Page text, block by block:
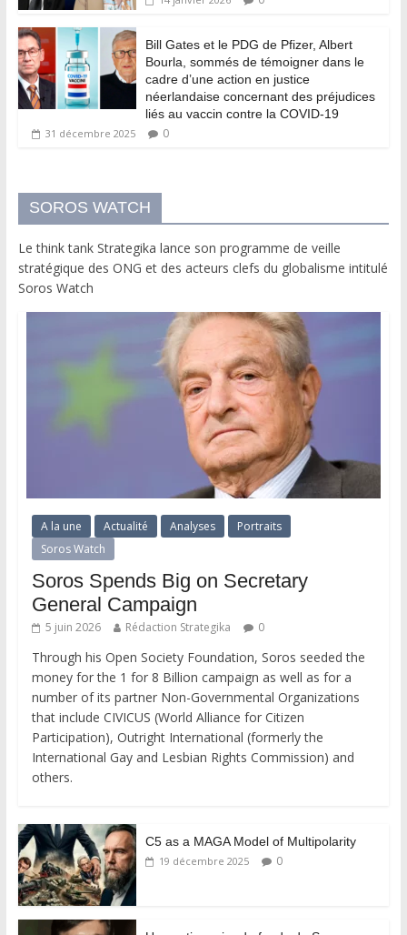
Bill Gates et le PDG de Pfizer, Albert
Bourla, sommés de témoigner dans le
cadre d’une action en justice
néerlandaise concernant des préjudices
liés au vaccin contre la COVID-19
31 décembre 2025 0
SOROS WATCH
Le think tank Strategika lance son programme de veille
stratégique des ONG et des acteurs clefs du globalisme intitulé
Soros Watch
A la une Actualité Analyses
Portraits
Soros Watch
Soros Spends Big on Secretary
General Campaign
5 juin 2026 Rédaction Strategika 0
Through his Open Society Foundation, Soros seeded the
money for the 1 for 8 Billion campaign as well as for a
number of its partner Non-Governmental Organizations
that include CIVICUS (World Alliance for Citizen
Participation), Outright International (formerly the
International Gay and Lesbian Rights Commission) and
others.
C5 as a MAGA Model of Multipolarity
19 décembre 2025 0